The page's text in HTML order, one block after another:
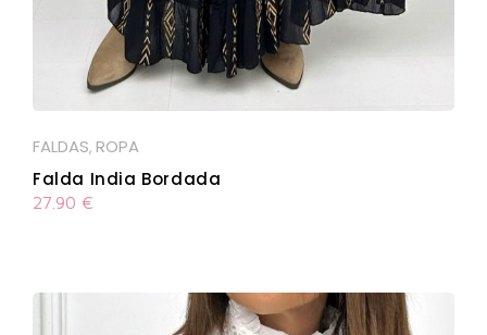
FALDAS, ROPA
Falda India Bordada
27.90 €